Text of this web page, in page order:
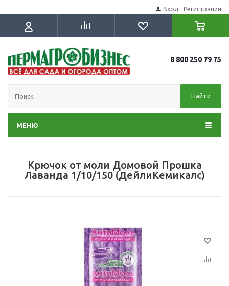
Вход Регистрация
8 800 250 79 75
Найти
МЕНЮ
Крючок от моли Домовой Прошка
Лаванда 1/10/150 (ДейлиКемикалс)